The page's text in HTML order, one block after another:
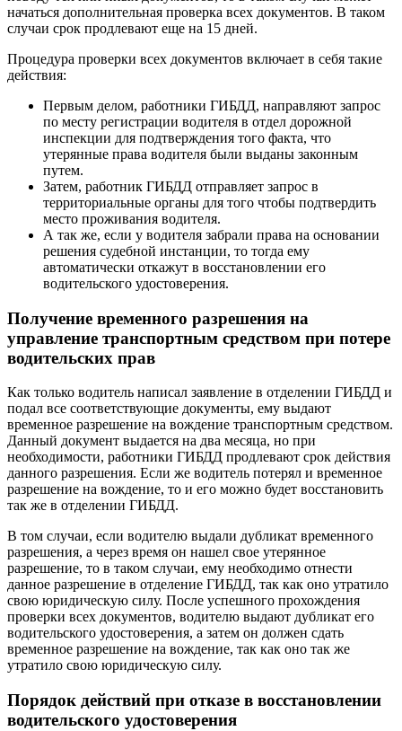
начаться дополнительная проверка всех документов. В таком
случаи срок продлевают еще на 15 дней.
Процедура проверки всех документов включает в себя такие
действия:
Первым делом, работники ГИБДД, направляют запрос
по месту регистрации водителя в отдел дорожной
инспекции для подтверждения того факта, что
утерянные права водителя были выданы законным
путем.
Затем, работник ГИБДД отправляет запрос в
территориальные органы для того чтобы подтвердить
место проживания водителя.
А так же, если у водителя забрали права на основании
решения судебной инстанции, то тогда ему
автоматически откажут в восстановлении его
водительского удостоверения.
Получение временного разрешения на
управление транспортным средством при потере
водительских прав
Как только водитель написал заявление в отделении ГИБДД и
подал все соответствующие документы, ему выдают
временное разрешение на вождение транспортным средством.
Данный документ выдается на два месяца, но при
необходимости, работники ГИБДД продлевают срок действия
данного разрешения. Если же водитель потерял и временное
разрешение на вождение, то и его можно будет восстановить
так же в отделении ГИБДД.
В том случаи, если водителю выдали дубликат временного
разрешения, а через время он нашел свое утерянное
разрешение, то в таком случаи, ему необходимо отнести
данное разрешение в отделение ГИБДД, так как оно утратило
свою юридическую силу. После успешного прохождения
проверки всех документов, водителю выдают дубликат его
водительского удостоверения, а затем он должен сдать
временное разрешение на вождение, так как оно так же
утратило свою юридическую силу.
Порядок действий при отказе в восстановлении
водительского удостоверения